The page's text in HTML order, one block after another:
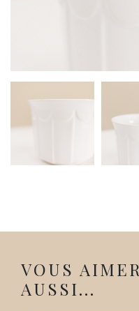
VOUS
AUSSI...